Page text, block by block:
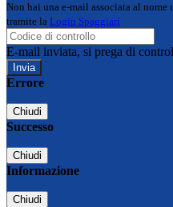
Non hai una e-mail associata al nome
tramite la Login Spaggiari
E-mail inviata, si prega di
Errore
Chiudi
Successo
Chiudi
Informazione
Chiudi